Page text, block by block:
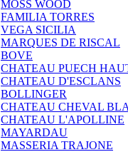
MOSS WOOD
FAMILIA TORRES
VEGA SICILIA
MARQUES DE RISCAL
BOVE
CHATEAU PUECH
CHATEAU D'ESCLANS
BOLLINGER
CHATEAU CHEVAL
CHATEAU L'APOLLINE
MAYARDAU
MASSERIA TRAJONE